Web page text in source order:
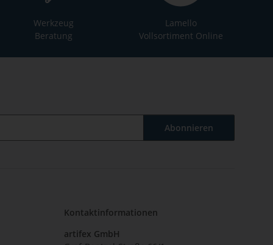
Werkzeug
Beratung
Lamello
Vollsortiment Online
Abonnieren
Kontaktinformationen
artifex GmbH